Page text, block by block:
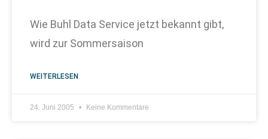
Wie Buhl Data Service jetzt bekannt gibt,
wird zur Sommersaison
WEITERLESEN
24. Juni 2005 Keine Kommentare